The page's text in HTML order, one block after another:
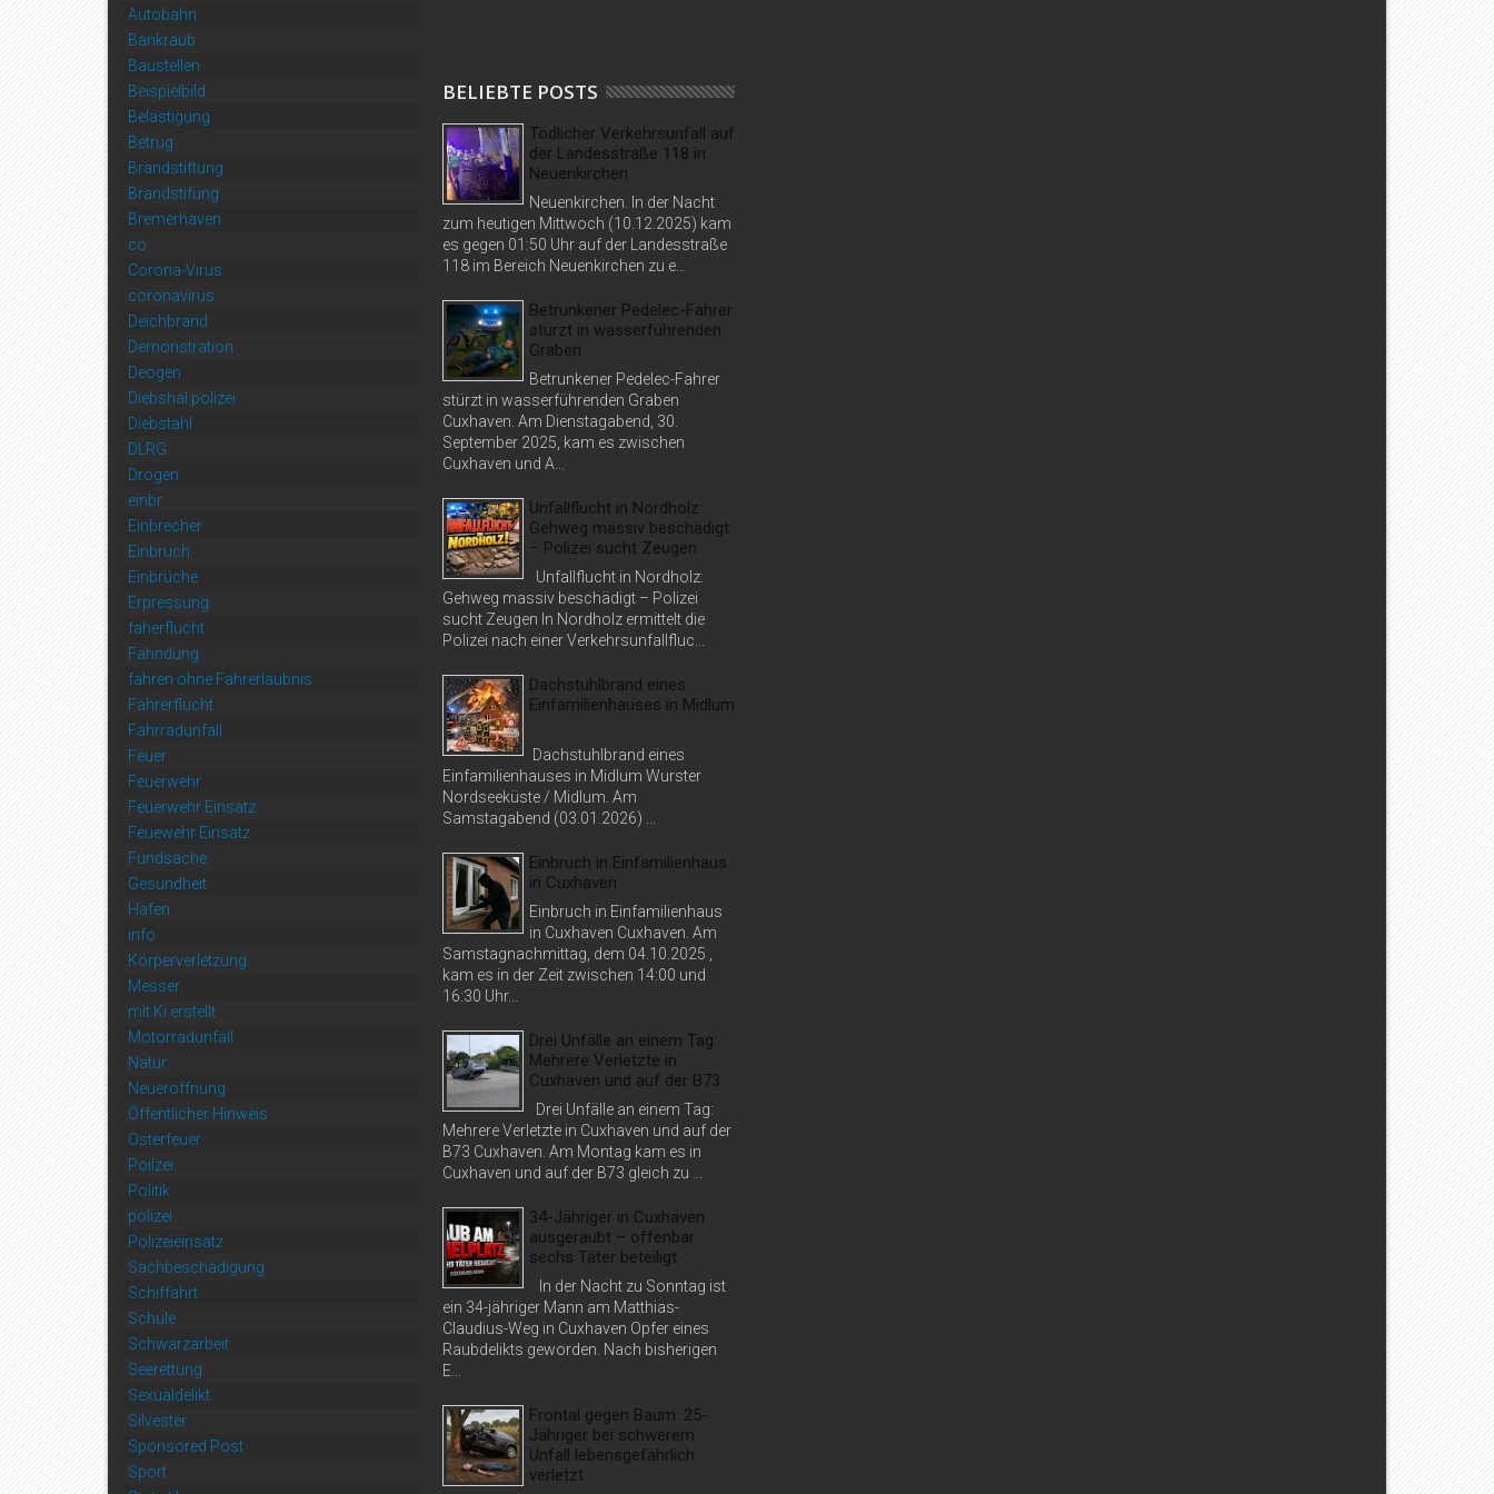
Autobahn
Bankraub
Baustellen
Beispielbild
Belästigung
Betrug
Brandstiftung
Brandstifung
Bremerhaven
co
Corona-Virus
coronavirus
Deichbrand
Demonstration
Deogen
Diebshal polizei
Diebstahl
DLRG
Drogen
einbr
Einbrecher
Einbruch
Einbrüche
Erpressung
faherflucht
Fahndung
fahren ohne Fahrerlaubnis
Fahrerflucht
Fahrradunfall
Feuer
Feuerwehr
Feuerwehr Einsatz
Feuewehr Einsatz
Fundsache
Gesundheit
Hafen
info
Körperverletzung
Messer
mit Ki erstellt
Motorradunfall
Natur
Neueröffnung
Öffentlicher Hinweis
Osterfeuer
Poilzei
Politik
polizei
Polizeieinsatz
Sachbeschädigung
Schiffahrt
Schule
Schwarzarbeit
Seerettung
Sexualdelikt
Silvester
Sponsored Post
Sport
BELIEBTE POSTS
Tödlicher Verkehrsunfall auf
der Landesstraße 118 in
Neuenkirchen
Neuenkirchen. In der Nacht
zum heutigen Mittwoch (10.12.2025) kam
es gegen 01:50 Uhr auf der Landesstraße
118 im Bereich Neuenkirchen zu e...
Betrunkener Pedelec-Fahrer
stürzt in wasserführenden
Graben
Betrunkener Pedelec-Fahrer
stürzt in wasserführenden Graben
Cuxhaven. Am Dienstagabend, 30.
September 2025, kam es zwischen
Cuxhaven und A...
Unfallflucht in Nordholz:
Gehweg massiv beschädigt
– Polizei sucht Zeugen
Unfallflucht in Nordholz:
Gehweg massiv beschädigt – Polizei
sucht Zeugen In Nordholz ermittelt die
Polizei nach einer Verkehrsunfallfluc...
Dachstuhlbrand eines
Einfamilienhauses in Midlum
Dachstuhlbrand eines
Einfamilienhauses in Midlum Wurster
Nordseeküste / Midlum. Am
Samstagabend (03.01.2026) ...
Einbruch in Einfamilienhaus
in Cuxhaven
Einbruch in Einfamilienhaus
in Cuxhaven Cuxhaven. Am
Samstagnachmittag, dem 04.10.2025 ,
kam es in der Zeit zwischen 14:00 und
16:30 Uhr...
Drei Unfälle an einem Tag:
Mehrere Verletzte in
Cuxhaven und auf der B73
Drei Unfälle an einem Tag:
Mehrere Verletzte in Cuxhaven und auf der
B73 Cuxhaven. Am Montag kam es in
Cuxhaven und auf der B73 gleich zu ...
34-Jähriger in Cuxhaven
ausgeraubt – offenbar
sechs Täter beteiligt
In der Nacht zu Sonntag ist
ein 34-jähriger Mann am Matthias-
Claudius-Weg in Cuxhaven Opfer eines
Raubdelikts geworden. Nach bisherigen
E...
Frontal gegen Baum: 25-
Jähriger bei schwerem
Unfall lebensgefährlich
verletzt